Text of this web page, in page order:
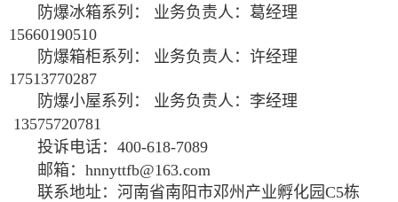
防爆冰箱系列： 业务负责人：葛经理
15660190510
防爆箱柜系列： 业务负责人：许经理
17513770287
防爆小屋系列： 业务负责人：李经理
13575720781
投诉电话：400-618-7089
邮箱：hnnyttfb@163.com
联系地址：河南省南阳市邓州产业孵化园C5栋